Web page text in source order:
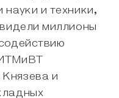
и техники,
миллионы
и